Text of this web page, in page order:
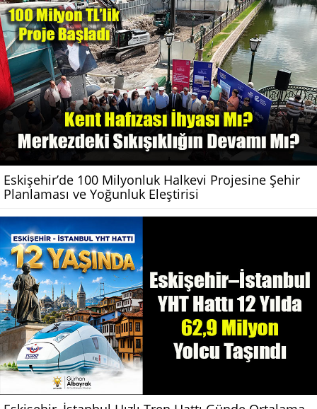
Eskişehir’de 100 Milyonluk Halkevi Projesine Şehir
Planlaması ve Yoğunluk Eleştirisi